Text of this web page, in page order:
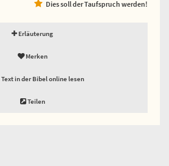
Dies soll der Taufspruch werden!
Erläuterung
Merken
Text in der Bibel online lesen
Teilen